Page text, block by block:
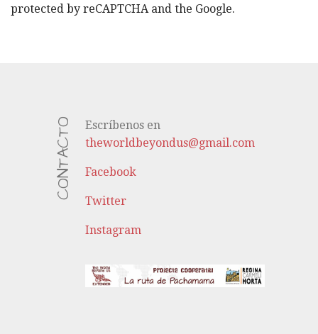
protected by reCAPTCHA and the Google.
CONTACTO
Escríbenos en
theworldbeyondus@gmail.com
Facebook
Twitter
Instagram